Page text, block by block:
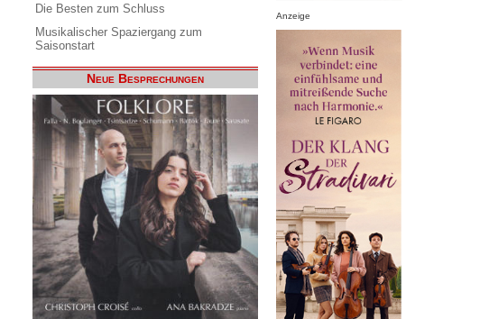
Die Besten zum Schluss
Musikalischer Spaziergang zum
Saisonstart
Neue Besprechungen
Anzeige